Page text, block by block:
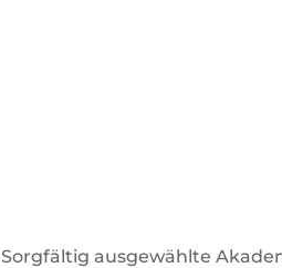
Sorgfältig ausgewählte